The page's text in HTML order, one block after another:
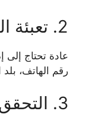
2. تعبئة البيانات الأساسية
عادة تحتاج إلى
رقم الهاتف، بلد
3. التحقق من الهوية